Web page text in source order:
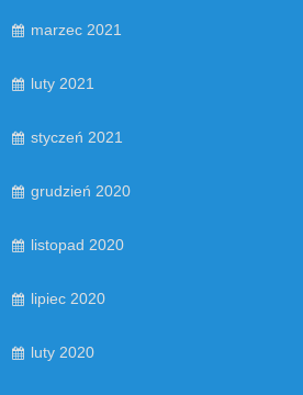
marzec 2021
luty 2021
styczeń 2021
grudzień 2020
listopad 2020
lipiec 2020
luty 2020